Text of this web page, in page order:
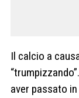
Il calcio a
aver passato